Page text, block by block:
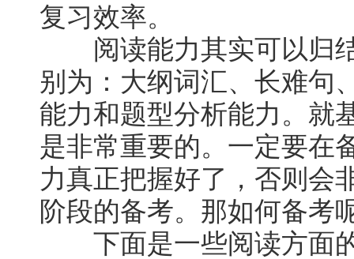
复习效率。
阅读能力其实可以归结
别为：大纲词汇、长难句
能力和题型分析能力。就
是非常重要的。一定要在
力真正把握好了，否则会
阶段的备考。那如何备考
下面是一些阅读方面